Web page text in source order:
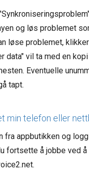
og løs problemet
løse problemet,
data" vil ta med en
Eventuelle
tapt.
min telefon eller
fra appbutikken og
fortsette å jobbe ved